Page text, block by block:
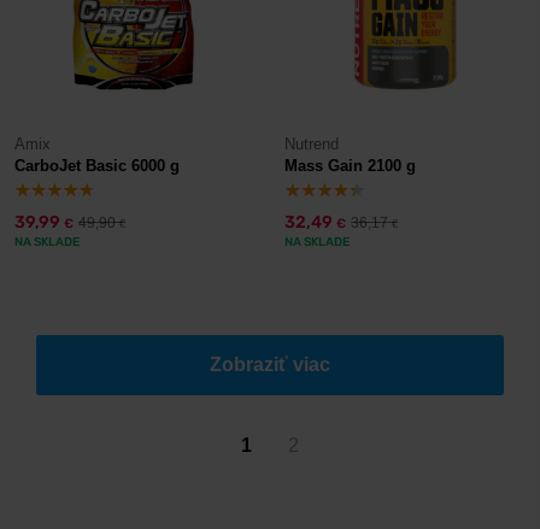
Amix
CarboJet Basic 6000 g
39,99 € 49,90€
NA SKLADE
Nutrend
Mass Gain 2100 g
32,49 € 36,17€
NA SKLADE
Zobraziť viac
1 2